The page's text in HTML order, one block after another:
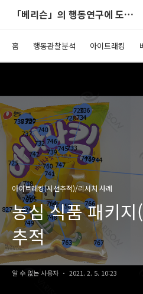
「베리슨」의 행동연구에 도움이 되는 블로그
홈 행동관찰분석 아이트래킹
아이트래킹(시선추적)/리서치 사례
농심 식품 패키
추적
알 수 없는 사용자 2021. 2. 5. 10:23